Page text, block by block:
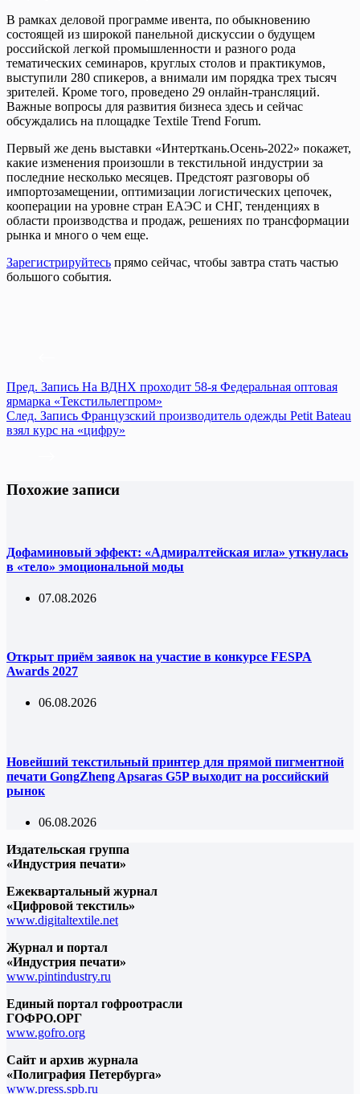
В рамках деловой программе ивента, по обыкновению
состоящей из широкой панельной дискуссии о будущем
российской легкой промышленности и разного рода
тематических семинаров, круглых столов и практикумов,
выступили 280 спикеров, а внимали им порядка трех тысяч
зрителей. Кроме того, проведено 29 онлайн-трансляций.
Важные вопросы для развития бизнеса здесь и сейчас
обсуждались на площадке Textile Trend Forum.
Первый же день выставки «Интерткань.Осень-2022» покажет,
какие изменения произошли в текстильной индустрии за
последние несколько месяцев. Предстоят разговоры об
импортозамещении, оптимизации логистических цепочек,
кооперации на уровне стран ЕАЭС и СНГ, тенденциях в
области производства и продаж, решениях по трансформации
рынка и много о чем еще.
Зарегистрируйтесь прямо сейчас, чтобы завтра стать частью
большого события.
Пред. Запись На ВДНХ проходит 58-я Федеральная оптовая
ярмарка «Текстильлегпром»
След. Запись Французский производитель одежды Petit Bateau
взял курс на «цифру»
Похожие записи
Дофаминовый эффект: «Адмиралтейская игла» уткнулась
в «тело» эмоциональной моды
07.08.2026
Открыт приём заявок на участие в конкурсе FESPA
Awards 2027
06.08.2026
Новейший текстильный принтер для прямой пигментной
печати GongZheng Apsaras G5P выходит на российский
рынок
06.08.2026
Издательская группа
«Индустрия печати»
Ежеквартальный журнал
«Цифровой текстиль»
www.digitaltextile.net
Журнал и портал
«Индустрия печати»
www.pintindustry.ru
Единый портал гофроотрасли
ГОФРО.ОРГ
www.gofro.org
Сайт и архив журнала
«Полиграфия Петербурга»
www.press.spb.ru